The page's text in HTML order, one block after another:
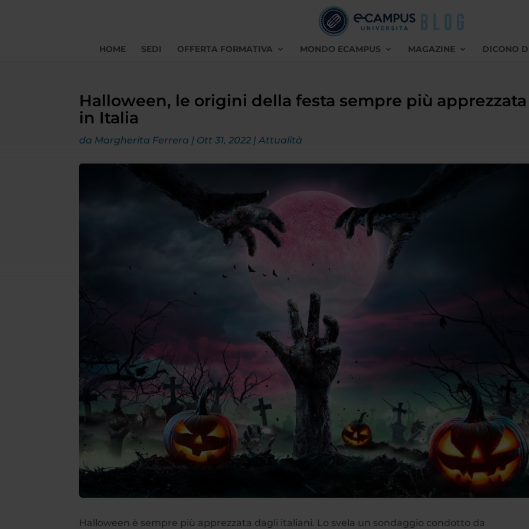
HOME SEDI OFFERTA FORMATIVA MONDO ECAMPUS MAGAZINE DICONO
Halloween, le origini della festa sempre più apprezzata
in Italia
da Margherita Ferrera | Ott 31, 2022 |Attualità
Halloween è sempre più apprezzata dagli italiani. Lo svela un sondaggio condotto da